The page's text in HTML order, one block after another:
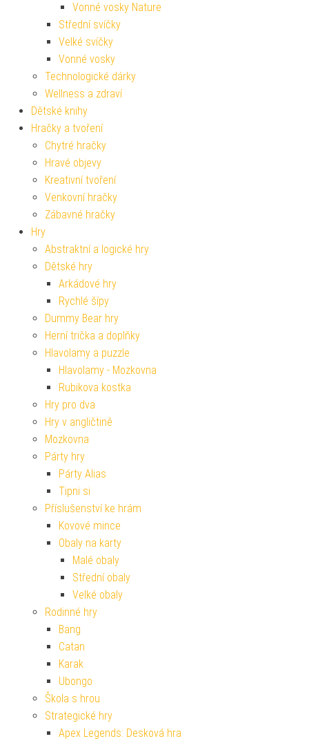
Vonné vosky Nature
Střední svíčky
Velké svíčky
Vonné vosky
Technologické dárky
Wellness a zdraví
Dětské knihy
Hračky a tvoření
Chytré hračky
Hravé objevy
Kreativní tvoření
Venkovní hračky
Zábavné hračky
Hry
Abstraktní a logické hry
Dětské hry
Arkádové hry
Rychlé šípy
Dummy Bear hry
Herní trička a doplňky
Hlavolamy a puzzle
Hlavolamy - Mozkovna
Rubikova kostka
Hry pro dva
Hry v angličtině
Mozkovna
Párty hry
Párty Alias
Tipni si
Příslušenství ke hrám
Kovové mince
Obaly na karty
Malé obaly
Střední obaly
Velké obaly
Rodinné hry
Bang
Catan
Karak
Ubongo
Škola s hrou
Strategické hry
Apex Legends: Desková hra